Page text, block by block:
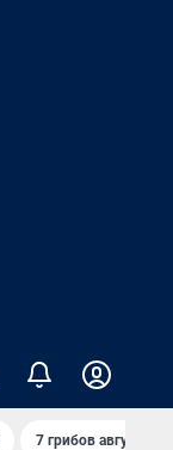
7 грибов августа